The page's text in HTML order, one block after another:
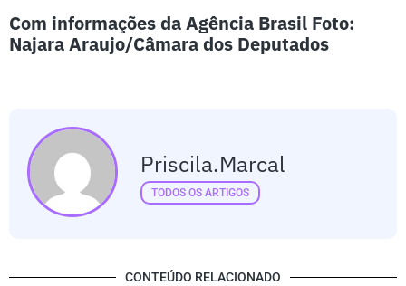
Com informações da Agência Brasil Foto:
Najara Araujo/Câmara dos Deputados
Priscila.marcal
TODOS OS ARTIGOS
CONTEÚDO RELACIONADO